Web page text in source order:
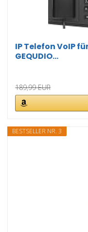
IP Telefon VoIP
GEQUDIO...
189,99 EUR
BESTSELLER NR. 3